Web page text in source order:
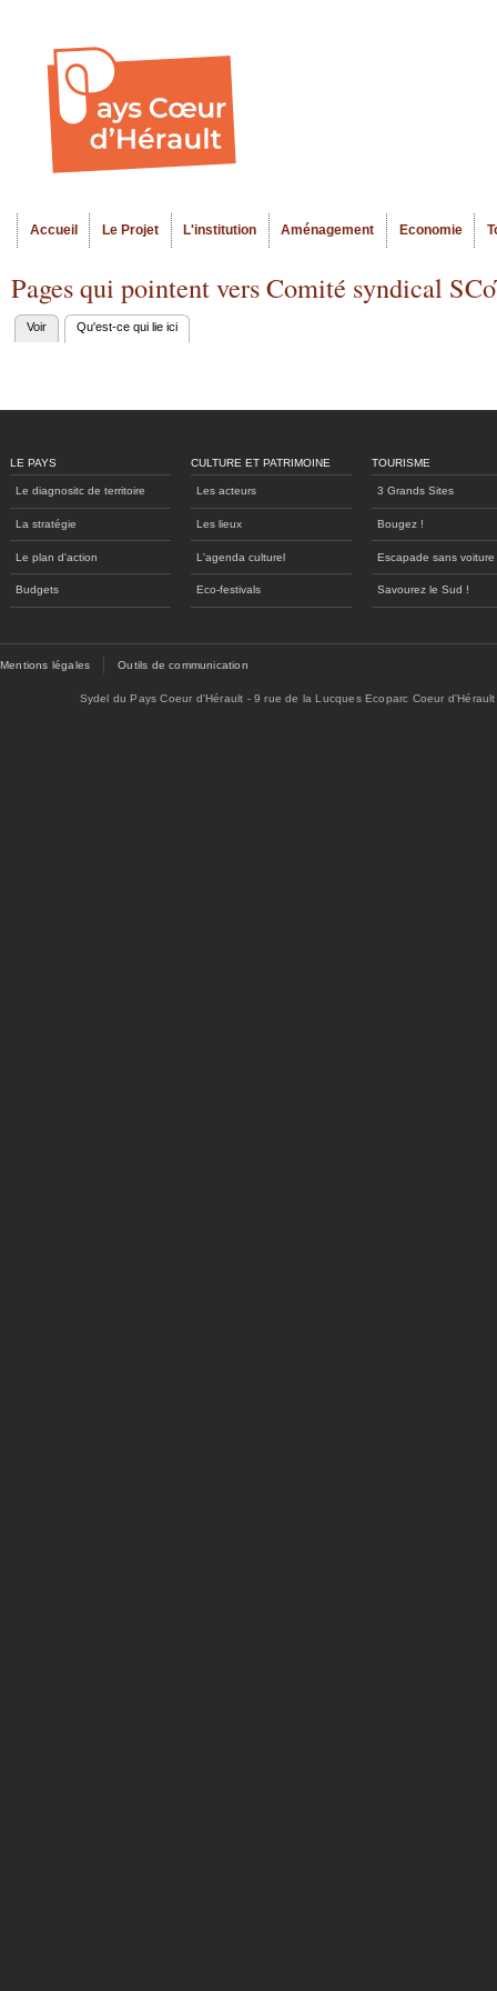
Menu principal
Accueil Le Projet L'institution Aménagement Economie
Pages qui pointent vers Comité syndical
Onglets
Voir Qu'est-ce qui lie ici
LE PAYS
Le diagnositc de territoire
La stratégie
Le plan d'action
Budgets
CULTURE ET PATRIMOINE
Les acteurs
Les lieux
L'agenda culturel
Eco-festivals
TOURISME
3 Grands Sites
Bougez !
Escapade sans voiture
Savourez le Sud !
Mentions légales Outils de communication
Sydel du Pays Coeur d'Hérault - 9 rue de la Lucques Ecoparc Coeur